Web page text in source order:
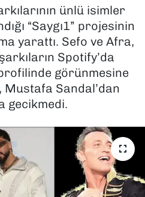
ünlü isimler
“Saygı1” projesinin
yarattı. Sefo ve Afra,
Spotify’da
profilinde görünmesine
Sandal’dan
gecikmedi.